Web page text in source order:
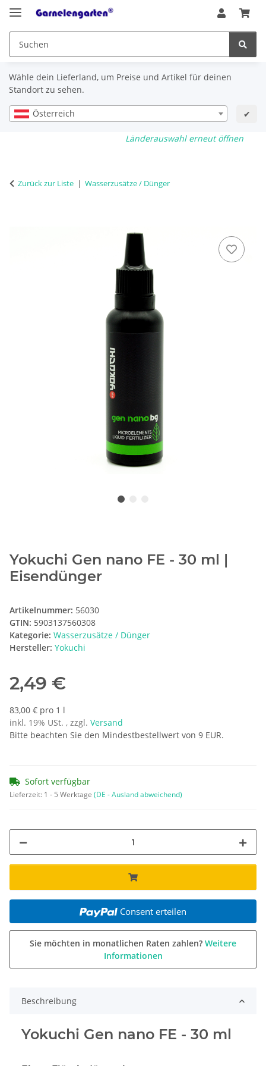
Wähle dein Lieferland, um Preise und Artikel für deinen
Standort zu sehen.
Österreich ✔
Länderauswahl erneut öffnen
Zurück zur Liste Wasserzusätze / Dünger
Yokuchi Gen nano FE - 30 ml |
Eisendünger
Artikelnummer: 56030
GTIN: 5903137560308
Kategorie: Wasserzusätze / Dünger
Hersteller: Yokuchi
2,49 €
83,00 € pro 1 l
inkl. 19% USt. , zzgl. Versand
Bitte beachten Sie den Mindestbestellwert von 9 EUR.
Sofort verfügbar
Lieferzeit: 1 - 5 Werktage (DE - Ausland abweichend)
Consent erteilen
Sie möchten in monatlichen Raten zahlen? Weitere
Informationen
Beschreibung
Yokuchi Gen nano FE - 30 ml